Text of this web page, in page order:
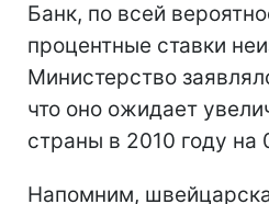
Банк, по всей
процентные ставки
Министерство
что оно ожидает
страны в 2010 году на
Напомним,